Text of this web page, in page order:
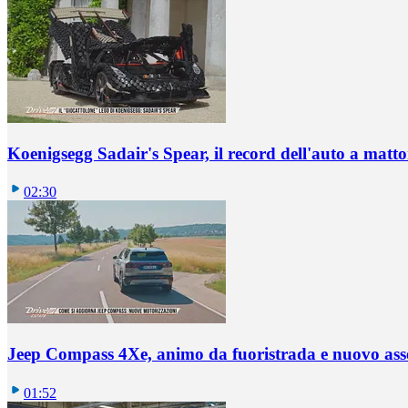
Koenigsegg Sadair's Spear, il record dell'auto a
02:30
Jeep Compass 4Xe, animo da fuoristrada e nuovo
01:52